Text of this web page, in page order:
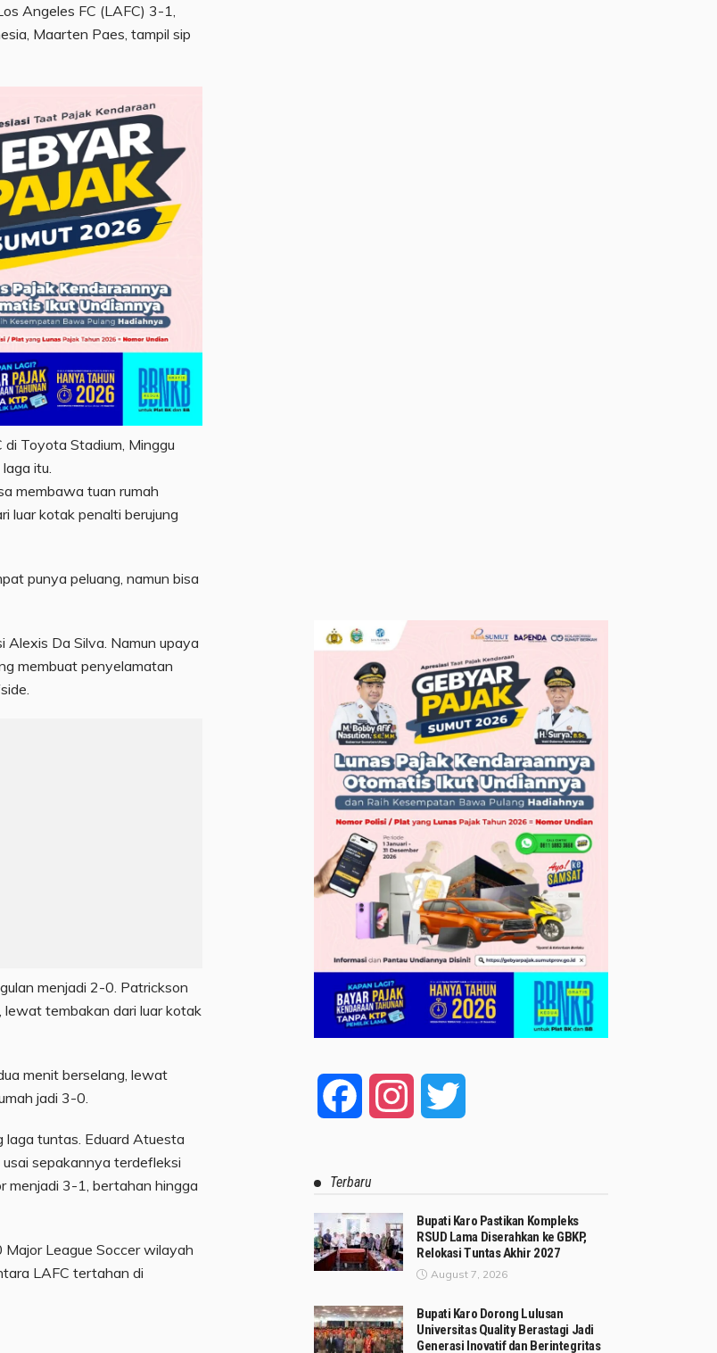
Angeles FC (LAFC) 3-1,
Maarten Paes, tampil sip
di Toyota Stadium, Minggu
itu.
membawa tuan rumah
luar kotak penalti berujung
punya peluang, namun bisa
Alexis Da Silva. Namun upaya
membuat penyelamatan
menjadi 2-0. Patrickson
tembakan dari luar kotak
menit berselang, lewat
jadi 3-0.
laga tuntas. Eduard Atuesta
sepakannya terdefleksi
menjadi 3-1, bertahan hingga
Major League Soccer wilayah
LAFC tertahan di
Facebook Instagram
Terbaru
Bupati Karo Pastikan Kompleks
RSUD Lama Diserahkan ke GBKP,
Relokasi Tuntas Akhir 2027
August 7, 2026
Bupati Karo Dorong Lulusan
Universitas Quality Berastagi Jadi
Generasi Inovatif dan Berintegritas